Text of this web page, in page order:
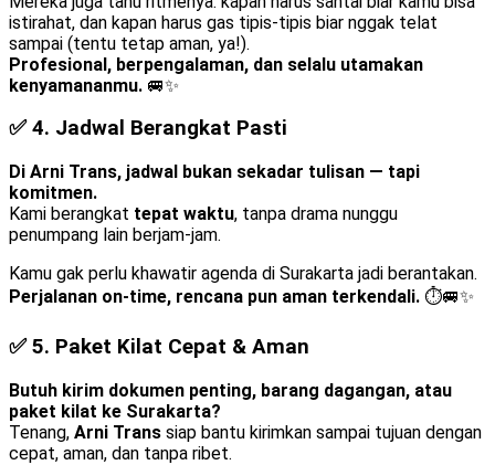
istirahat, dan kapan harus gas tipis-tipis biar nggak telat
sampai (tentu tetap aman, ya!).
Profesional, berpengalaman, dan selalu utamakan
kenyamananmu. 🚐✨
✅ 4. Jadwal Berangkat Pasti
Di Arni Trans, jadwal bukan sekadar tulisan — tapi
komitmen.
Kami berangkat tepat waktu, tanpa drama nunggu
penumpang lain berjam-jam.
Kamu gak perlu khawatir agenda di Surakarta jadi berantakan.
Perjalanan on-time, rencana pun aman terkendali. ⏱️🚐✨
✅ 5. Paket Kilat Cepat & Aman
Butuh kirim dokumen penting, barang dagangan, atau
paket kilat ke Surakarta?
Tenang, Arni Trans siap bantu kirimkan sampai tujuan dengan
cepat, aman, dan tanpa ribet.